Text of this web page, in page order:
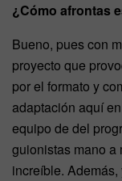
¿Cómo afrontas
Bueno, pues con
proyecto que
por el formato y
adaptación aquí
equipo de del
guionistas mano
increíble.